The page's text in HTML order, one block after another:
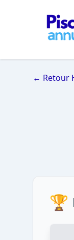
← Retour
🏆